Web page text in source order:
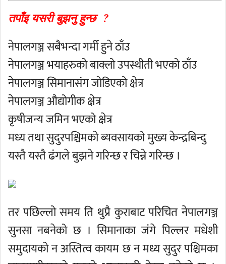
तपाँइ यसरी बुझनु हुन्छ ?
नेपालगञ्ज सबैभन्दा गर्मी हुने ठाँउ
नेपालगञ्ज भयाहरुको बाक्लो उपस्थीती भएको ठाँउ
नेपालगञ्ज सिमानासंग जोडिएको क्षेत्र
नेपालगञ्ज औद्योगीक क्षेत्र
कृषीजन्य जमिन भएको क्षेत्र
मध्य तथा सुदुरपश्चिमको ब्यवसायको मुख्य केन्द्रबिन्दु
यस्तै यस्तै ढंगले बुझने गरिन्छ र चिन्ने गरिन्छ ।
तर पछिल्लो समय ति थुप्रै कुराबाट परिचित नेपालगञ्ज
सुनसा नबनेको छ । सिमानाका जंगे पिल्लर मधेशी
समुदायको न अस्तित्व कायम छ न मध्य सुदुर पश्चिमका